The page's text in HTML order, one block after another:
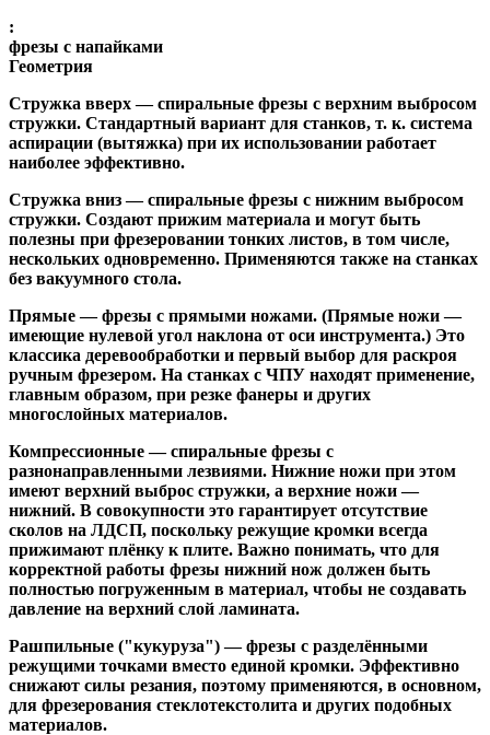
:
фрезы с напайками
Геометрия
Стружка вверх— спиральные фрезы с верхним выбросом
стружки. Стандартный вариант для станков, т. к. система
аспирации (вытяжка) при их использовании работает
наиболее эффективно.
Стружка вниз— спиральные фрезы с нижним выбросом
стружки. Создают прижим материала и могут быть
полезны при фрезеровании тонких листов, в том числе,
нескольких одновременно. Применяются также на станках
без вакуумного стола.
Прямые— фрезы с прямыми ножами. (Прямые ножи —
имеющие нулевой угол наклона от оси инструмента.) Это
классика деревообработки и первый выбор для раскроя
ручным фрезером. На станках с ЧПУ находят применение,
главным образом, при резке фанеры и других
многослойных материалов.
Компрессионные— спиральные фрезы с
разнонаправленными лезвиями. Нижние ножи при этом
имеют верхний выброс стружки, а верхние ножи —
нижний. В совокупности это гарантирует отсутствие
сколов на ЛДСП, поскольку режущие кромки всегда
прижимают плёнку к плите. Важно понимать, что для
корректной работы фрезы нижний нож должен быть
полностью погруженным в материал, чтобы не создавать
давление на верхний слой ламината.
Рашпильные ("кукуруза")— фрезы с разделёнными
режущими точками вместо единой кромки. Эффективно
снижают силы резания, поэтому применяются, в основном,
для фрезерования стеклотекстолита и других подобных
материалов.